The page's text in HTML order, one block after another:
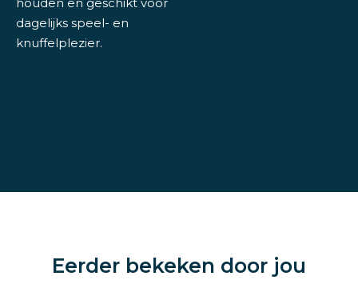
dagelijks speel- en
knuffelplezier.
Eerder bekeken door jou